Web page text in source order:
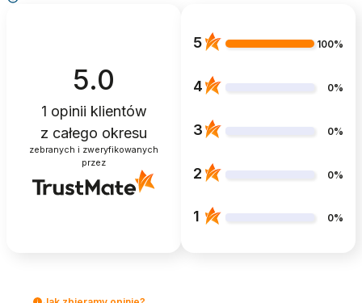
5.0
1 opinii klientów
z całego okresu
zebranych i zweryfikowanych
przez
5 100%
4 0%
3 0%
2 0%
1 0%